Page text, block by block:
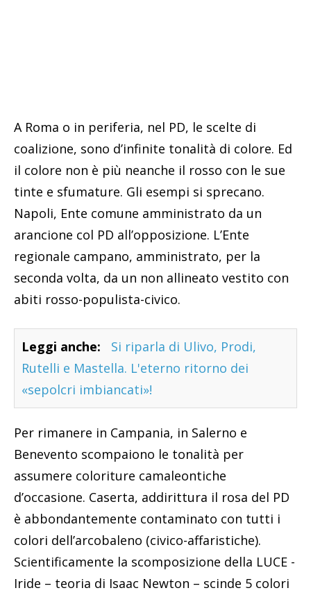
A Roma o in periferia, nel PD, le scelte di
coalizione, sono d’infinite tonalità di colore. Ed
il colore non è più neanche il rosso con le sue
tinte e sfumature. Gli esempi si sprecano.
Napoli, Ente comune amministrato da un
arancione col PD all’opposizione. L’Ente
regionale campano, amministrato, per la
seconda volta, da un non allineato vestito con
abiti rosso-populista-civico.
Leggi anche:
Si riparla di Ulivo, Prodi,
Rutelli e Mastella. L'eterno ritorno dei
«sepolcri imbiancati»!
Per rimanere in Campania, in Salerno e
Benevento scompaiono le tonalità per
assumere coloriture camaleontiche
d’occasione. Caserta, addirittura il rosa del PD
è abbondantemente contaminato con tutti i
colori dell’arcobaleno (civico-affaristiche).
Scientificamente la scomposizione della LUCE -
Iride – teoria di Isaac Newton – scinde 5 colori